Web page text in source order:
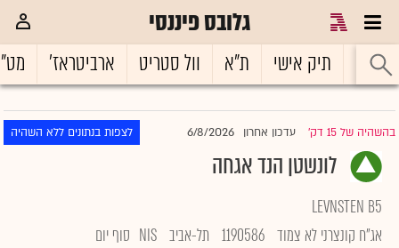
גלובס פיננסי
ראשי תיק אישי ת"א וול סטריט ארביטראז'
בהשהיה של 15 דק' |עדכון אחרון 6/8/2026 לצפות בנתונים ללא השהיה
לונשטן הנד אגחה
LEVNSTEN B5
אג"ח קונצרני לא צמוד 1190586 תל-אביב NIS סוף יום